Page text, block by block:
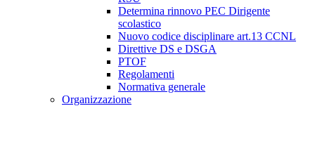
Determina rinnovo PEC Dirigente
scolastico
Nuovo codice disciplinare art.13 CCNL
Direttive DS e DSGA
PTOF
Regolamenti
Normativa generale
Organizzazione